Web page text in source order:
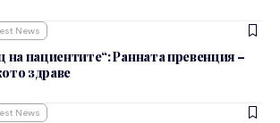
News
пациентите“: Ранната превенция –
здраве
News